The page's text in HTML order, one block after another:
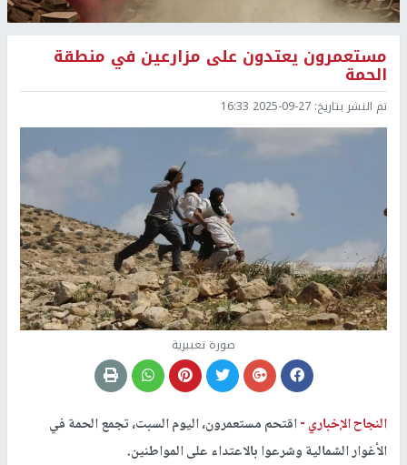
مستعمرون يعتدون على مزارعين في منطقة
الحمة
تم النشر بتاريخ: 2025-09-27 16:33
صورة تعبيرية
النجاح الإخباري -اقتحم مستعمرون، اليوم السبت، تجمع الحمة في
الأغوار الشمالية وشرعوا بالاعتداء على المواطنين.